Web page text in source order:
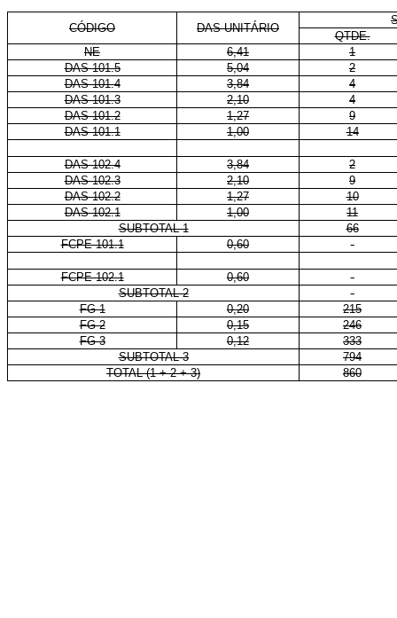
CÓDIGO DAS-UNITÁRIO
QTDE.
NE
6,41
1
DAS 101.5
5,04
2
DAS 101.4
3,84
4
DAS 101.3
2,10
4
DAS 101.2
1,27
9
DAS 101.1
1,00 14
DAS 102.4 3,84
2
DAS 102.3
2,10
9
DAS 102.2
1,27
10
DAS 102.1
1,00
11
SUBTOTAL 1
66
FCPE 101.1
0,60 -
FCPE 102.1 0,60
-
SUBTOTAL 2
-
FG-1
0,20
215
FG-2
0,15
246
FG-3
0,12
333
SUBTOTAL 3
794
TOTAL (1 + 2 + 3)
860